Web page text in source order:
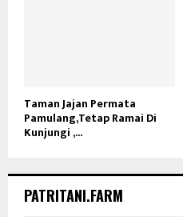
Taman Jajan Permata
Pamulang,Tetap Ramai Di
Kunjungi ,...
PATRITANI.FARM